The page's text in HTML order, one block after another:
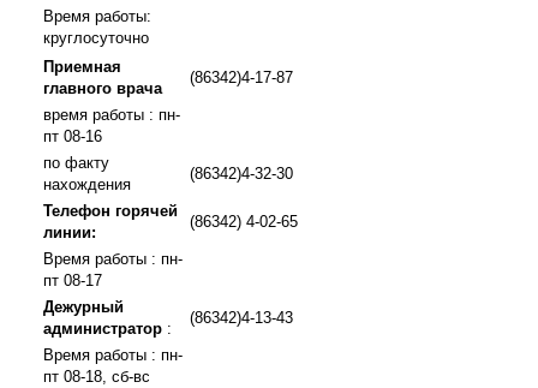
Время работы:
круглосуточно
Приемная
главного врача
(86342)4-17-87
время работы : пн-
пт 08-16
по факту
нахождения
(86342)4-32-30
Телефон горячей
линии:
(86342) 4-02-65
Время работы : пн-
пт 08-17
Дежурный
администратор :
(86342)4-13-43
Время работы : пн-
пт 08-18, сб-вс